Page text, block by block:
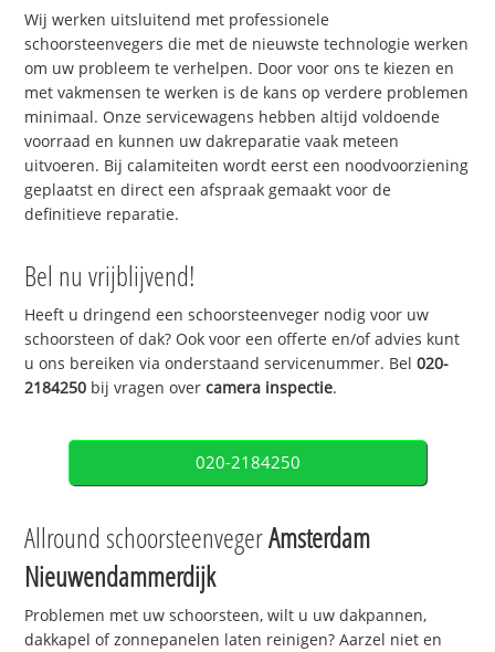
Wij werken uitsluitend met professionele
schoorsteenvegers die met de nieuwste technologie werken
om uw probleem te verhelpen. Door voor ons te kiezen en
met vakmensen te werken is de kans op verdere problemen
minimaal. Onze servicewagens hebben altijd voldoende
voorraad en kunnen uw dakreparatie vaak meteen
uitvoeren. Bij calamiteiten wordt eerst een noodvoorziening
geplaatst en direct een afspraak gemaakt voor de
definitieve reparatie.
Bel nu vrijblijvend!
Heeft u dringend een schoorsteenveger nodig voor uw
schoorsteen of dak? Ook voor een offerte en/of advies kunt
u ons bereiken via onderstaand servicenummer. Bel020-
2184250 bij vragen overcamera inspectie.
020-2184250
Allround schoorsteenvegerAmsterdam
Nieuwendammerdijk
Problemen met uw schoorsteen, wilt u uw dakpannen,
dakkapel of zonnepanelen laten reinigen? Aarzel niet en